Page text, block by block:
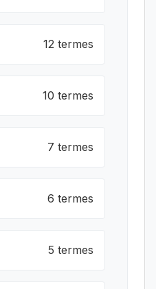
12 termes
10 termes
7 termes
6 termes
5 termes